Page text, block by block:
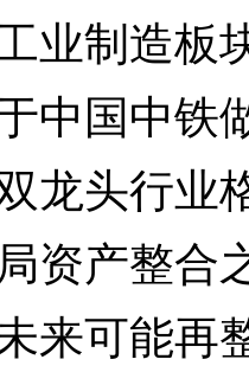
业制造板
中国中铁
龙头行业
资产整合
来可能再